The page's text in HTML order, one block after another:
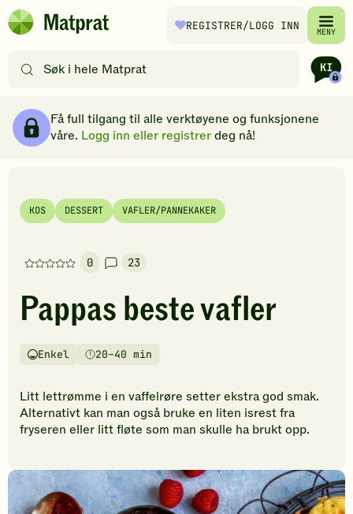
Hopp til hovedinnhold
Matprat
REGISTRER/LOGG INN MENY
etter
filtre
Få full tilgang til alle verktøyene og funksjonene
våre. Logg inn eller registrerdeg nå!
KOS DESSERT VAFLER/PANNEKAKER
0
Denne
har
foreløpig
vurderinger.
den
første
til
denne
oppskriften.
23
Pappas beste vafler
Vanskelighetsgrad
Enkel
Tilberedningstid20–40 min
Litt lettrømme i en vaffelrøre setter ekstra god smak.
Alternativt kan man også bruke en liten isrest fra
fryseren eller litt fløte som man skulle ha brukt opp.